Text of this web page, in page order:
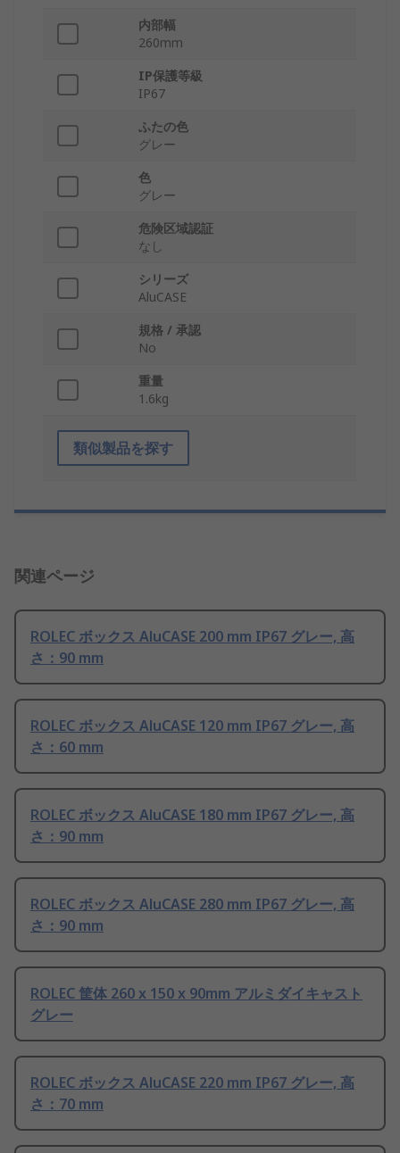
内部幅
260mm
IP保護等級
IP67
ふたの色
グレー
色
グレー
危険区域認証
なし
シリーズ
AluCASE
規格 / 承認
No
重量
1.6kg
類似製品を探す
関連ページ
ROLEC ボックス AluCASE 200 mm IP67 グレー, 高
さ：90 mm
ROLEC ボックス AluCASE 120 mm IP67 グレー, 高
さ：60 mm
ROLEC ボックス AluCASE 180 mm IP67 グレー, 高
さ：90 mm
ROLEC ボックス AluCASE 280 mm IP67 グレー, 高
さ：90 mm
ROLEC 筐体 260 x 150 x 90mm アルミダイキャスト
グレー
ROLEC ボックス AluCASE 220 mm IP67 グレー, 高
さ：70 mm